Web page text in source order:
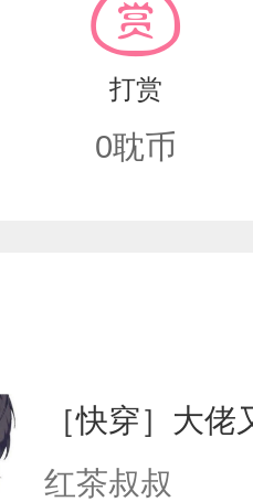
打赏
0耽币
［快穿］大
红茶叔叔